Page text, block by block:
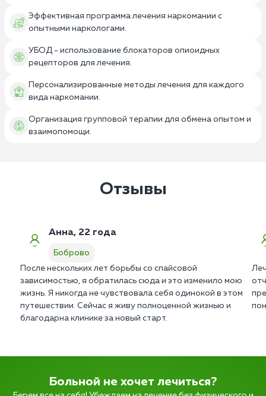
Эффективная программа лечения наркомании с
опытными наркологами.
УБОД - использование блокаторов опиоидных
рецепторов для лечения.
Персонализированные методы лечения для каждого
вида наркомании.
Организация групповой терапии для обмена опытом и
взаимопомощи.
Отзывы
Анна, 22 года
Боброво
После нескольких лет борьбы со спайсовой
зависимостью, я обратилась сюда и это изменило мою
жизнь. Я никогда не чувствовала себя одинокой в этом
путешествии. Сейчас я живу полноценной жизнью и
благодарна клинике за новый старт.
Больной не хочет лечиться?